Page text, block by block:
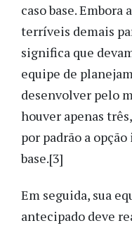
caso base.
terríveis demais
significa que
equipe de
desenvolver pelo
houver apenas
por padrão a
base.[3]
Em seguida, sua
antecipado deve